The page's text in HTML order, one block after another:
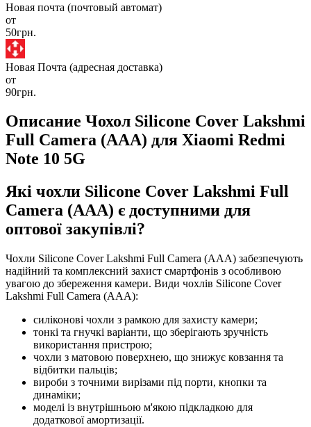
Новая почта (почтовый автомат)
от
50грн.
Новая Почта (адресная доставка)
от
90грн.
Описание Чохол Silicone Cover Lakshmi
Full Camera (AAA) для Xiaomi Redmi
Note 10 5G
Які чохли Silicone Cover Lakshmi Full
Camera (AAA) є доступними для
оптової закупівлі?
Чохли Silicone Cover Lakshmi Full Camera (AAA) забезпечують
надійний та комплексний захист смартфонів з особливою
увагою до збереження камери. Види чохлів Silicone Cover
Lakshmi Full Camera (AAA):
силіконові чохли з рамкою для захисту камери;
тонкі та гнучкі варіанти, що зберігають зручність
використання пристрою;
чохли з матовою поверхнею, що знижує ковзання та
відбитки пальців;
вироби з точними вирізами під порти, кнопки та
динаміки;
моделі із внутрішньою м'якою підкладкою для
додаткової амортизації.